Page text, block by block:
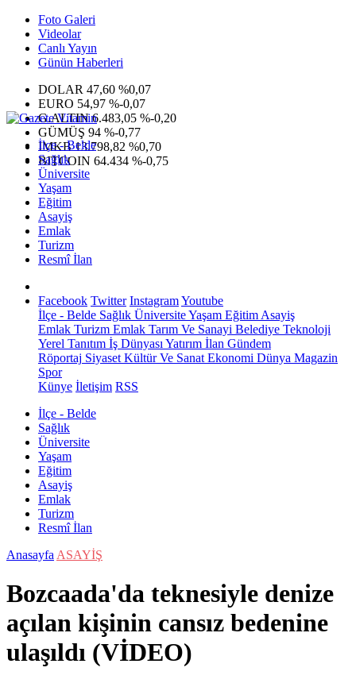
Foto Galeri
Videolar
Canlı Yayın
Günün Haberleri
DOLAR 47,60 %0,07
EURO 54,97 %-0,07
G.ALTIN6.483,05 %-0,20
GÜMÜŞ 94 %-0,77
IMKB13.798,82 %0,70
BITCOIN 64.434 %-0,75
İlçe - Belde
Sağlık
Üniversite
Yaşam
Eğitim
Asayiş
Emlak
Turizm
Resmî İlan
Facebook Twitter InstagramYoutube
İlçe - Belde Sağlık ÜniversiteYaşam Eğitim Asayiş
Emlak Turizm Emlak Tarım Ve Sanayi Belediye Teknoloji
Yerel Tanıtım İş Dünyası Yatırım İlan Gündem
Röportaj Siyaset Kültür Ve Sanat Ekonomi Dünya Magazin
Spor
Künye İletişim RSS
İlçe - Belde
Sağlık
Üniversite
Yaşam
Eğitim
Asayiş
Emlak
Turizm
Resmî İlan
Anasayfa ASAYİŞ
Bozcaada'da teknesiyle denize
açılan kişinin cansız bedenine
ulaşıldı (VİDEO)